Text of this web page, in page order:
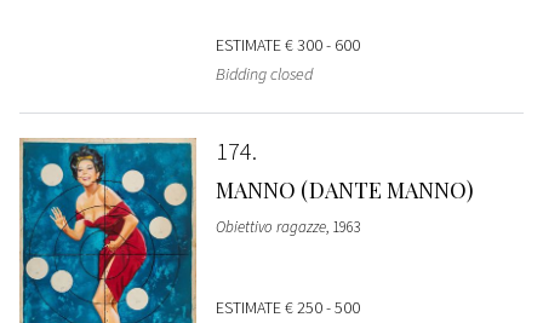
ESTIMATE€ 300 - 600
Bidding closed
174
MANNO (DANTE MANNO)
Obiettivo ragazze, 1963
ESTIMATE€ 250 - 500